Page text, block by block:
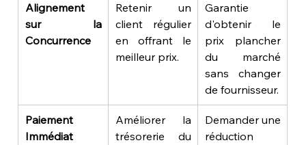
Alignement
sur la
Concurrence
Retenir un
client régulier
en offrant le
meilleur prix.
Garantie
d'obtenir le
prix plancher
du marché
sans changer
de fournisseur.
Paiement
Immédiat
Améliorer la
trésorerie du
Demander une
réduction